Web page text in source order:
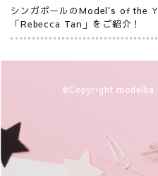
シンガポールのModel's of the
「Rebecca Tan」をご紹介！
©Copyright modelba